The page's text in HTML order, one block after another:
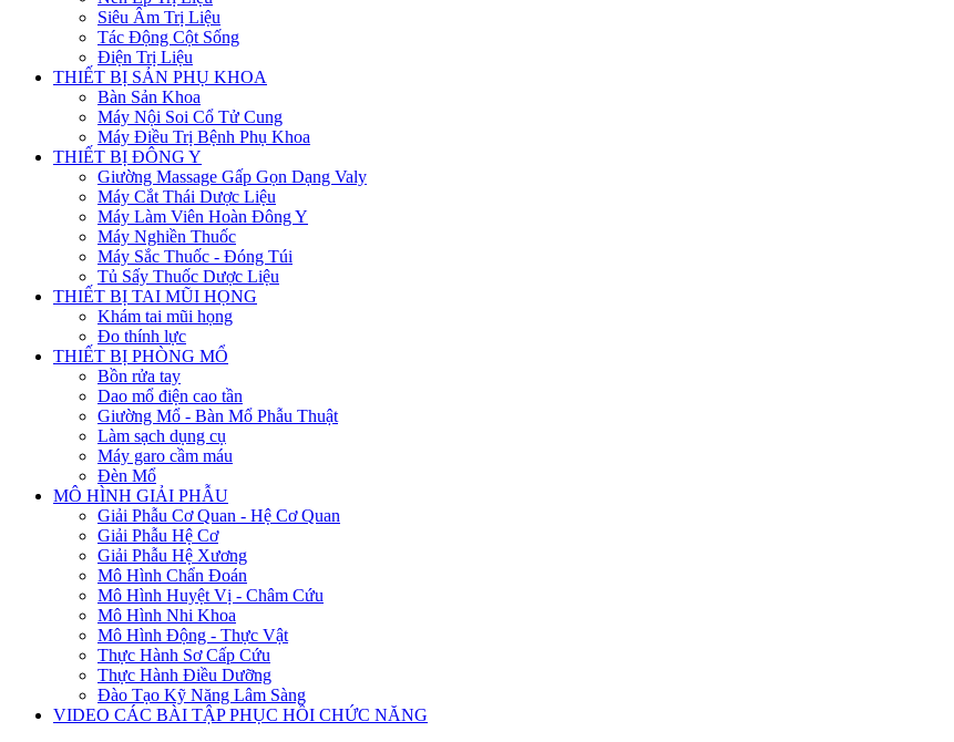
Siêu Âm Trị Liệu
Tác Động Cột Sống
Điện Trị Liệu
THIẾT BỊ SẢN PHỤ KHOA
Bàn Sản Khoa
Máy Nội Soi Cổ Tử Cung
Máy Điều Trị Bệnh Phụ Khoa
THIẾT BỊ ĐÔNG Y
Giường Massage Gấp Gọn Dạng Valy
Máy Cắt Thái Dược Liệu
Máy Làm Viên Hoàn Đông Y
Máy Nghiền Thuốc
Máy Sắc Thuốc - Đóng Túi
Tủ Sấy Thuốc Dược Liệu
THIẾT BỊ TAI MŨI HỌNG
Khám tai mũi họng
Đo thính lực
THIẾT BỊ PHÒNG MỔ
Bồn rửa tay
Dao mổ điện cao tần
Giường Mổ - Bàn Mổ Phẫu Thuật
Làm sạch dụng cụ
Máy garo cầm máu
Đèn Mổ
MÔ HÌNH GIẢI PHẪU
Giải Phẫu Cơ Quan - Hệ Cơ Quan
Giải Phẫu Hệ Cơ
Giải Phẫu Hệ Xương
Mô Hình Chẩn Đoán
Mô Hình Huyệt Vị - Châm Cứu
Mô Hình Nhi Khoa
Mô Hình Động - Thực Vật
Thực Hành Sơ Cấp Cứu
Thực Hành Điều Dưỡng
Đào Tạo Kỹ Năng Lâm Sàng
VIDEO CÁC BÀI TẬP PHỤC HỒI CHỨC NĂNG